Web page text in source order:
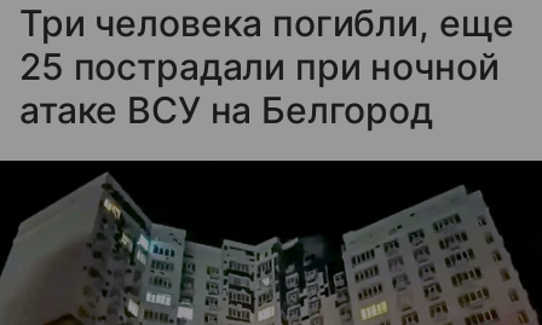
Три человека погибли, еще
25 пострадали при ночной
атаке ВСУ на Белгород